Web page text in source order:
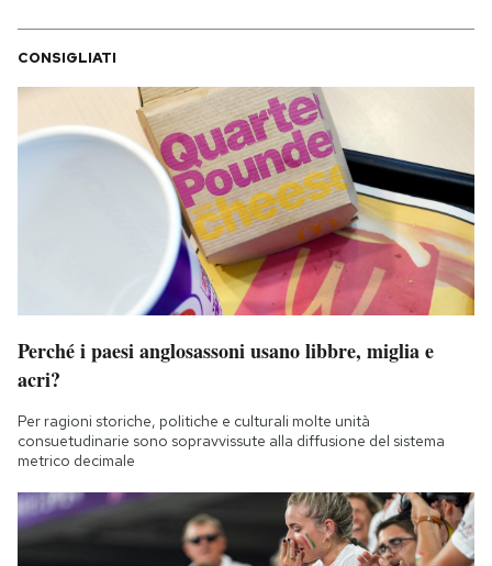
CONSIGLIATI
Perché i paesi anglosassoni usano libbre, miglia e
acri?
Per ragioni storiche, politiche e culturali molte unità
consuetudinarie sono sopravvissute alla diffusione del sistema
metrico decimale